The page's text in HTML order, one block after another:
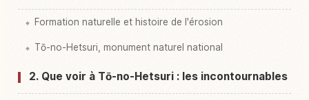
Formation naturelle et histoire de l'érosion
Tō-no-Hetsuri, monument naturel national
2. Que voir à Tō-no-Hetsuri : les incontournables